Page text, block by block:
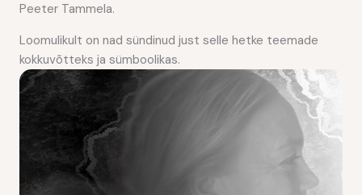
Peeter Tammela.
Loomulikult on nad sündinud just selle hetke teemade
kokkuvõtteks ja sümboolikas.